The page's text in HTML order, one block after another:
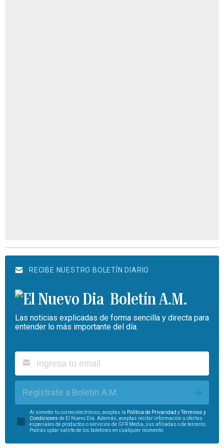
RECIBE NUESTRO BOLETÍN DIARIO
Boletín A.M.
Las noticias explicadas de forma sencilla y directa para
entender lo más importante del día.
Regístrate a Boletín A.M.
Al someter tu correo electrónico, aceptas la Política de Privacidad yTérminos y
Condiciones de El Nuevo Día. Además, aceptas recibir información u ofertas
especiales de productos o servicios de GFR Media, sus afiliadas o de terceros.
Podrás optar salirte de los boletines en cualquier momento.